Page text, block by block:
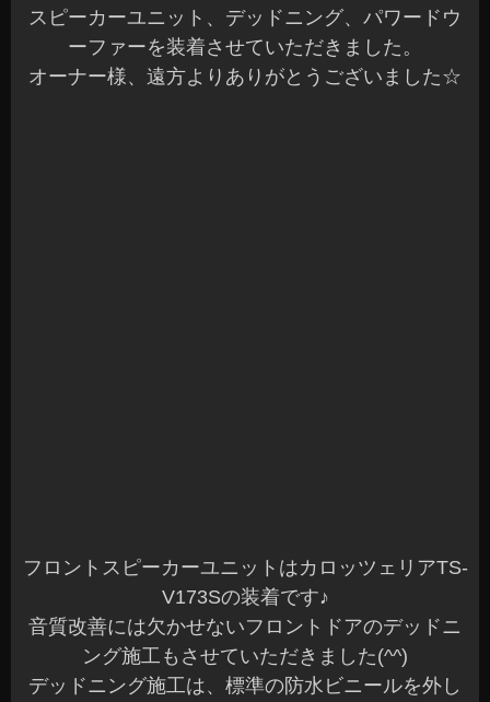
スピーカーユニット、デッドニング、パワードウ
ーファーを装着させていただきました。
オーナー様、遠方よりありがとうございました☆
フロントスピーカーユニットはカロッツェリアTS-
V173Sの装着です♪
音質改善には欠かせないフロントドアのデッドニ
ング施工もさせていただきました(^^)
デッドニング施工は、標準の防水ビニールを外し